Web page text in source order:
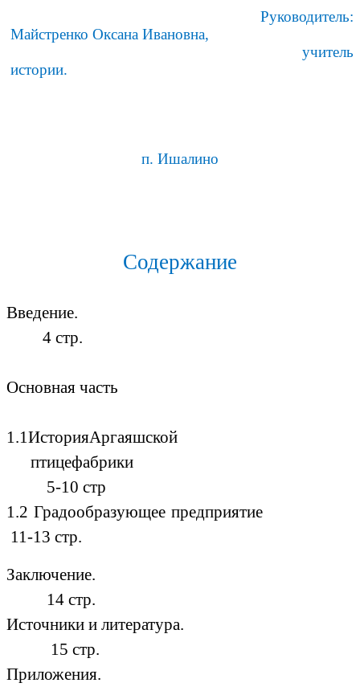
Руководитель:
Майстренко Оксана Ивановна,
учитель
истории.
п. Ишалино
Содержание
Введение.
4 стр.
Основная часть
1.1ИсторияАргаяшской
птицефабрики
5-10 стр
1.2 Градообразующее предприятие
11-13 стр.
Заключение.
14 стр.
Источники и литература.
15 стр.
Приложения.